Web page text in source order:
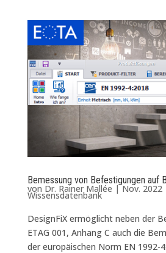
Bemessung von Befestigungen auf
von Dr. Rainer Mallée |Nov. 2022
Wissensdatenbank
DesignFiX ermöglicht neben der
ETAG 001, Anhang C auch die
der europäischen Norm EN 1992-